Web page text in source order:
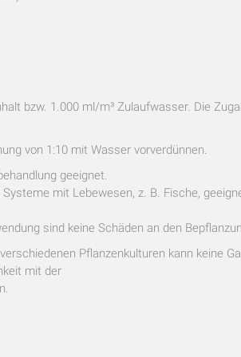
bzw. 1.000 ml/m³ Zulaufwasser. Die
von 1:10 mit Wasser vorverdünnen.
geeignet.
mit Lebewesen, z. B. Fische,
sind keine Schäden an den
Pflanzenkulturen kann keine
mit der